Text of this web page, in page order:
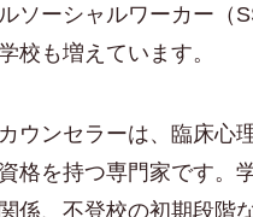
ソーシャルワーカー（
校も増えています。
ウンセラーは、臨床心
格を持つ専門家です。
係、不登校の初期段階